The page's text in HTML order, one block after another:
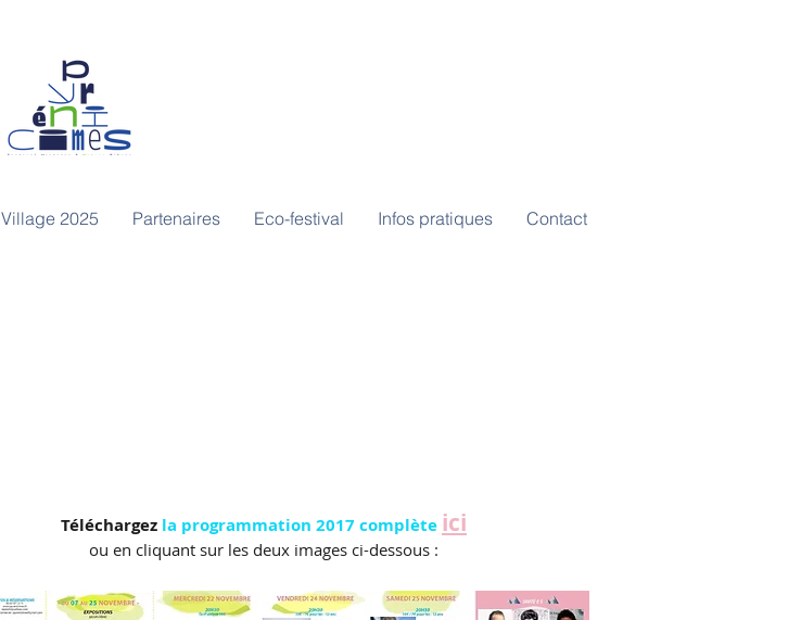
Village 2025 Partenaires Eco-festival Infos pratiques Contact
Téléchargez la programmation 2017 complète ici
ou en cliquant sur les deux images ci-dessous :